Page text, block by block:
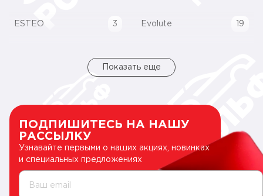
ESTEO 3 Evolute 19
Показать еще
ПОДПИШИТЕСЬ НА НАШУ
РАССЫЛКУ
Узнавайте первыми о наших акциях, новинках
и специальных предложениях
Ваш email